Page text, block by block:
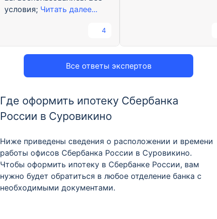
Все ответы экспертов
условия; Читать далее...
4
Где оформить ипотеку Сбербанка
России в Суровикино
Ниже приведены сведения о расположении и времени
работы офисов Сбербанка России в Суровикино.
Чтобы оформить ипотеку в Сбербанке России, вам
нужно будет обратиться в любое отделение банка с
необходимыми документами.